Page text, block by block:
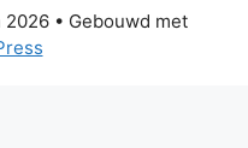
2026• Gebouwd met